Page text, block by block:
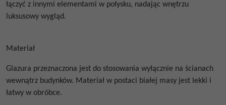
łączyć z innymi elementami w połysku, nadając wnętrzu
luksusowy wygląd.
Materiał
Glazura przeznaczona jest do stosowania wyłącznie na ścianach
wewnątrz budynków. Materiał w postaci białej masy jest lekki i
łatwy w obróbce.